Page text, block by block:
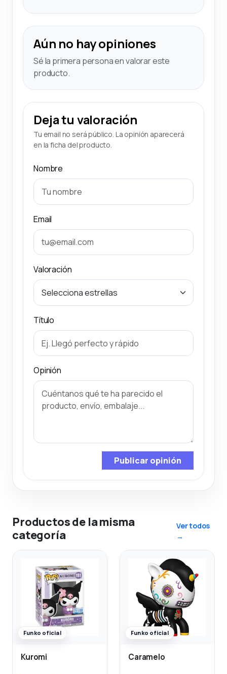
Aún no hay opiniones
Sé la primera persona en valorar este
producto.
Deja tu valoración
Tu email no será público. La opinión aparecerá
en la ficha del producto.
Nombre
Email
Valoración
Título
Opinión
Publicar opinión
Productos de la misma
categoría
Ver todos
→
Funko oficial
Kuromi
Funko oficial
Caramelo